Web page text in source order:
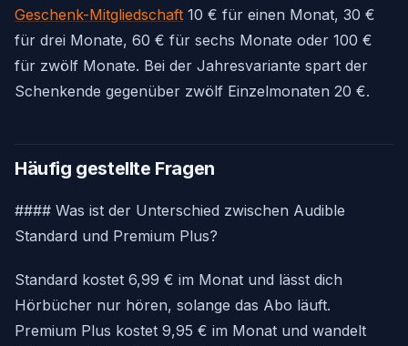
Geschenk-Mitgliedschaft 10 € für einen Monat, 30 €
für drei Monate, 60 € für sechs Monate oder 100 €
für zwölf Monate. Bei der Jahresvariante spart der
Schenkende gegenüber zwölf Einzelmonaten 20 €.
Häufig gestellte Fragen
#### Was ist der Unterschied zwischen Audible
Standard und Premium Plus?
Standard kostet 6,99 € im Monat und lässt dich
Hörbücher nur hören, solange das Abo läuft.
Premium Plus kostet 9,95 € im Monat und wandelt